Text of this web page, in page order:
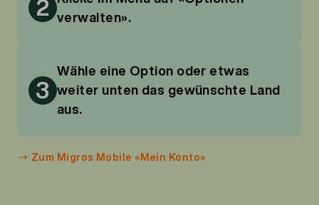
2 verwalten».
3
Wähle eine Option oder etwas
weiter unten das gewünschte Land
aus.
Zum Migros Mobile «Mein Konto»